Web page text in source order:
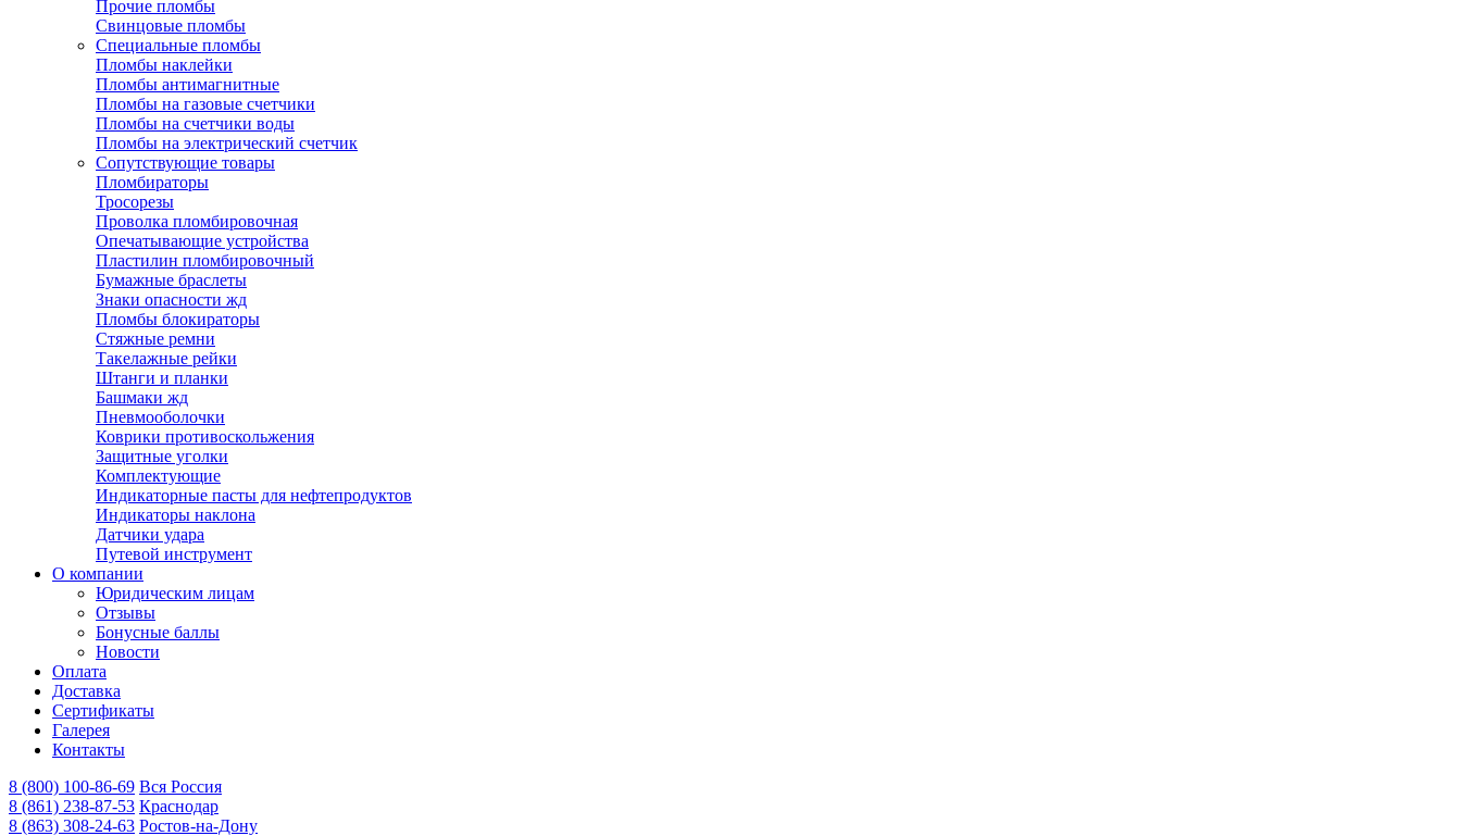
Прочие пломбы
Свинцовые пломбы
Специальные пломбы
Пломбы наклейки
Пломбы антимагнитные
Пломбы на газовые счетчики
Пломбы на счетчики воды
Пломбы на электрический счетчик
Сопутствующие товары
Пломбираторы
Тросорезы
Проволка пломбировочная
Опечатывающие устройства
Пластилин пломбировочный
Бумажные браслеты
Знаки опасности жд
Пломбы блокираторы
Стяжные ремни
Такелажные рейки
Штанги и планки
Башмаки жд
Пневмооболочки
Коврики противоскольжения
Защитные уголки
Комплектующие
Индикаторные пасты для нефтепродуктов
Индикаторы наклона
Датчики удара
Путевой инструмент
О компании
Юридическим лицам
Отзывы
Бонусные баллы
Новости
Оплата
Доставка
Сертификаты
Галерея
Контакты
8 (800) 100-86-69 Вся Россия
8 (861) 238-87-53 Краснодар
8 (863) 308-24-63 Ростов-на-Дону